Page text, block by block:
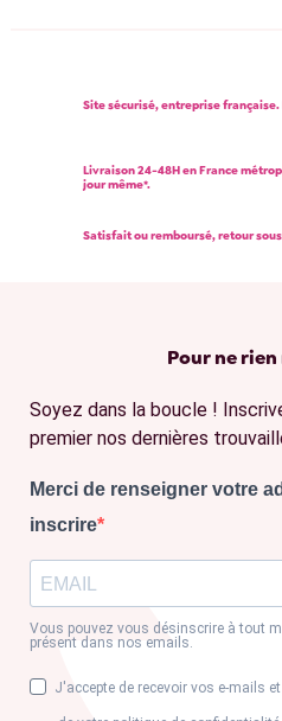
Site sécurisé, entreprise
Livraison 24-48H en France
jour même*.
Satisfait ou remboursé, retour
Pour ne
Soyez dans la boucle !
premier nos dernières
Merci de renseigner votre
inscrire
Vous pouvez vous désinscrire à tout
présent dans nos emails.
J'accepte de recevoir vos e-mails